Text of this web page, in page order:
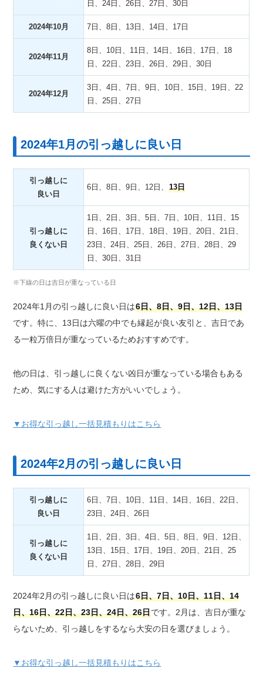
日、24日、26日、27日、30日
2024年10月 7日、8日、13日、14日、17日
2024年11月
8日、10日、11日、14日、16日、17日、18
日、22日、23日、26日、29日、30日
2024年12月
3日、4日、7日、9日、10日、15日、19日、22
日、25日、27日
2024年1月の引っ越しに良い日
引っ越しに
良い日
6日、8日、9日、12日、13日
引っ越しに
良くない日
1日、2日、3日、5日、7日、10日、11日、15
日、16日、17日、18日、19日、20日、21日、
23日、24日、25日、26日、27日、28日、29
日、30日、31日
※下線の日は吉日が重なっている日
2024年1月の引っ越しに良い日は6日、8日、9日、12日、13日
です。特に、13日は六曜の中でも縁起が良い友引と、吉日であ
る一粒万倍日が重なっているためおすすめです。
他の日は、引っ越しに良くない凶日が重なっている場合もある
ため、気にする人は避けた方がいいでしょう。
▼お得な引っ越し一括見積もりはこちら
2024年2月の引っ越しに良い日
引っ越しに
良い日
6日、7日、10日、11日、14日、16日、22日、
23日、24日、26日
引っ越しに
良くない日
1日、2日、3日、4日、5日、8日、9日、12日、
13日、15日、17日、19日、20日、21日、25
日、27日、28日、29日
2024年2月の引っ越しに良い日は6日、7日、10日、11日、14
日、16日、22日、23日、24日、26日です。2月は、吉日が重な
らないため、引っ越しをするなら大安の日を選びましょう。
▼お得な引っ越し一括見積もりはこちら